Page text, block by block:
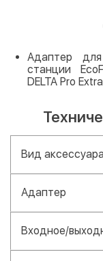
Адаптер
станции
DELTA Pro
Вид аксессуара
Адаптер
Входное/